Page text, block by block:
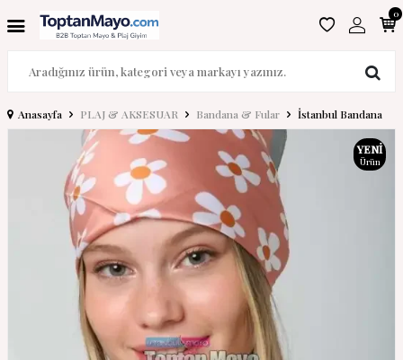
0
Anasayfa PLAJ & AKSESUAR Bandana & Fular İstanbul Bandana
YENI
Ürün